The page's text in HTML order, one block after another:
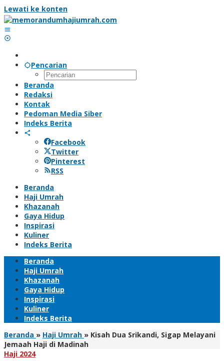
Lewati ke konten
Pencarian
Beranda
Redaksi
Kontak
Pedoman Media Siber
Indeks Berita
Facebook
Twitter
Pinterest
RSS
Beranda
Haji Umrah
Khazanah
Gaya Hidup
Inspirasi
Kuliner
Indeks Berita
Beranda
Haji Umrah
Khazanah
Gaya Hidup
Inspirasi
Kuliner
Indeks Berita
Beranda » Haji Umrah » Kisah Dua Srikandi, Sigap Melayani
Jemaah Haji di Madinah
Haji 2024